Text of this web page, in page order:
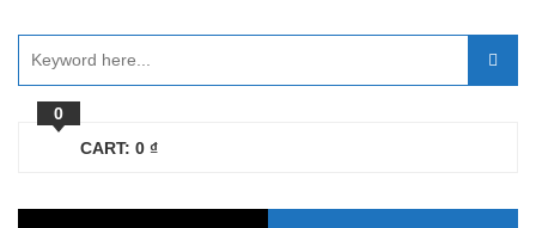
0
CART: 0 ₫